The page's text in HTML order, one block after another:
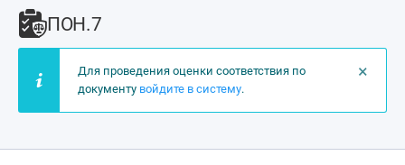
ПОН.7
×
Для проведения оценки соответствия по
документу войдите в систему.